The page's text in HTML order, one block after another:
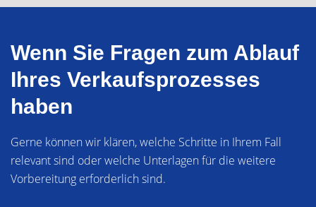
Wenn Sie Fragen zum Ablauf
Ihres Verkaufsprozesses
haben
Gerne können wir klären, welche Schritte in Ihrem Fall
relevant sind oder welche Unterlagen für die weitere
Vorbereitung erforderlich sind.